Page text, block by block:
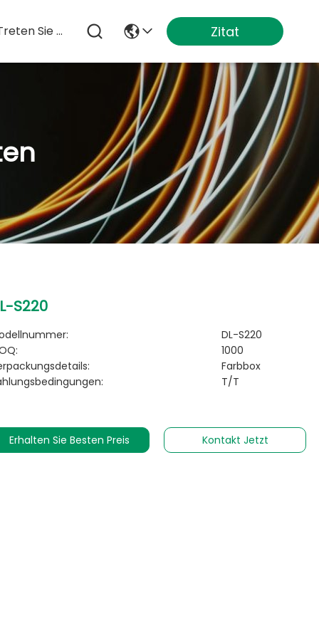
Treten Sie Mit Uns In Verbindung Zitat
S220
DL-S220
1000
Farbbox
T/T
Erhalten Sie Besten Preis Kontakt Jetzt